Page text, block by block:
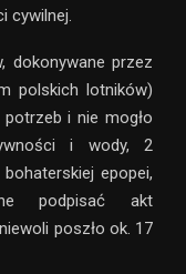
cywilnej.
dokonywane przez
polskich lotników)
i nie mogło
i wody, 2
epopei,
podpisać akt
poszło ok. 17